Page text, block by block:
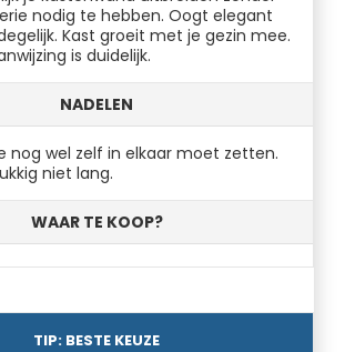
nodig te hebben. Oogt elegant
Kast groeit met je gezin mee.
is duidelijk.
NADELEN
nog wel zelf in elkaar moet zetten.
niet lang.
WAAR TE KOOP?
TIP: BESTE KEUZE